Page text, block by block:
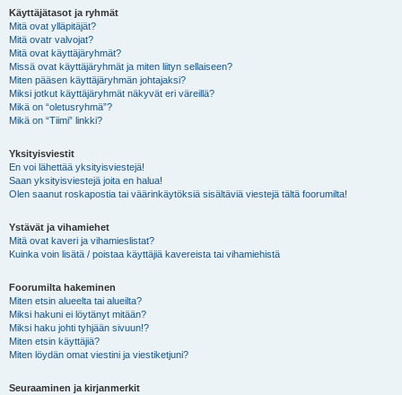
Käyttäjätasot ja ryhmät
Mitä ovat ylläpitäjät?
Mitä ovatr valvojat?
Mitä ovat käyttäjäryhmät?
Missä ovat käyttäjäryhmät ja miten liityn sellaiseen?
Miten pääsen käyttäjäryhmän johtajaksi?
Miksi jotkut käyttäjäryhmät näkyvät eri väreillä?
Mikä on “oletusryhmä”?
Mikä on “Tiimi” linkki?
Yksityisviestit
En voi lähettää yksityisviestejä!
Saan yksityisviestejä joita en halua!
Olen saanut roskapostia tai väärinkäytöksiä sisältäviä viestejä tältä foorumilta!
Ystävät ja vihamiehet
Mitä ovat kaveri ja vihamieslistat?
Kuinka voin lisätä / poistaa käyttäjiä kavereista tai vihamiehistä
Foorumilta hakeminen
Miten etsin alueelta tai alueilta?
Miksi hakuni ei löytänyt mitään?
Miksi haku johti tyhjään sivuun!?
Miten etsin käyttäjiä?
Miten löydän omat viestini ja viestiketjuni?
Seuraaminen ja kirjanmerkit